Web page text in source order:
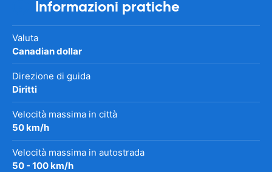
Informazioni pratiche
Valuta
Canadian dollar
Direzione di guida
Diritti
Velocità massima in città
50 km/h
Velocità massima in autostrada
50 - 100 km/h